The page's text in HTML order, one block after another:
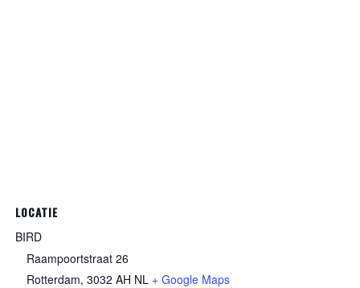
LOCATIE
BIRD
Raampoortstraat 26
Rotterdam, 3032 AH NL + Google Maps